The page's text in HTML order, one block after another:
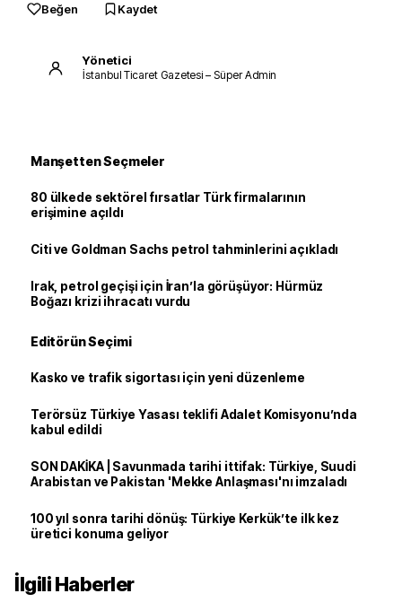
Beğen Kaydet
Yönetici
İstanbul Ticaret Gazetesi – Süper Admin
Manşetten Seçmeler
80 ülkede sektörel fırsatlar Türk firmalarının
erişimine açıldı
Citi ve Goldman Sachs petrol tahminlerini açıkladı
Irak, petrol geçişi için İran’la görüşüyor: Hürmüz
Boğazı krizi ihracatı vurdu
Editörün Seçimi
Kasko ve trafik sigortası için yeni düzenleme
Terörsüz Türkiye Yasası teklifi Adalet Komisyonu’nda
kabul edildi
SON DAKİKA | Savunmada tarihi ittifak: Türkiye, Suudi
Arabistan ve Pakistan 'Mekke Anlaşması'nı imzaladı
100 yıl sonra tarihi dönüş: Türkiye Kerkük’te ilk kez
üretici konuma geliyor
İlgili Haberler